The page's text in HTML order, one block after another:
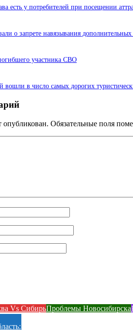
есть у потребителей при посещении
о запрете навязывания
участника СВО
вошли в число самых дорогих
опубликован. Обязательные поля
Vs СибирьПроблемы Новосибирска